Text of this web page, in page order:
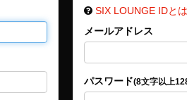
SIX LOUNGE IDと
メールアドレス
パスワード(8文字以上